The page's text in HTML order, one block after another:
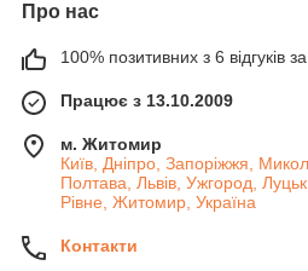
Про нас
100% позитивних з 6 відгуків за
Працює з 13.10.2009
м. Житомир
Київ, Дніпро, Запоріжжя,
Полтава, Львів, Ужгород,
Рівне, Житомир, Україна
Контакти